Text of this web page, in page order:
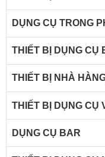
DỤNG CỤ TRONG
THIẾT BỊ DỤNG CỤ
THIẾT BỊ NHÀ
THIẾT BỊ DỤNG CỤ
DỤNG CỤ BAR